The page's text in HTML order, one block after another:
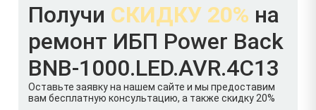
Получи СКИДКУ 20% на
ремонт ИБП Power Back
BNB-1000.LED.AVR.4C13
Оставьте заявку на нашем сайте и мы предоставим
вам бесплатную консультацию, а также скидку 20%